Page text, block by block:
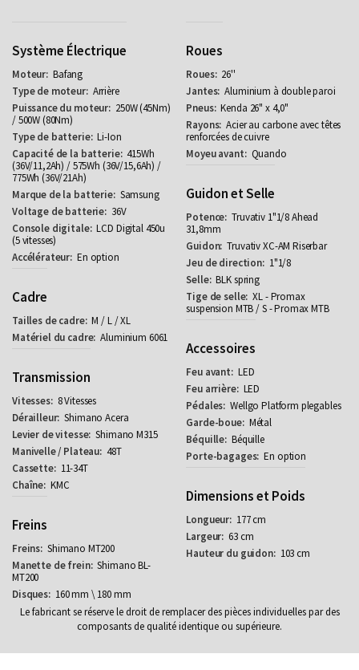
Système Électrique
Bafang
Arrière
250W (45Nm)
/ 500W (80Nm)
Li-Ion
415Wh
(36V/11,2Ah) / 575Wh (36V/15,6Ah) /
775Wh (36V/21Ah)
Samsung
36V
LCD Digital 450u
(5 vitesses)
En option
Cadre
M / L / XL
Aluminium 6061
Transmission
8 Vitesses
Shimano Acera
Shimano M315
48T
11-34T
KMC
Freins
Shimano MT200
Shimano BL-
MT200
160 mm \ 180 mm
Roues
26''
Aluminium à double paroi
Kenda 26" x 4,0"
Acier au carbone avec têtes
renforcées de cuivre
Quando
Guidon et Selle
Truvativ 1"1/8 Ahead
31,8mm
Truvativ XC-AM Riserbar
1"1/8
BLK spring
XL - Promax
suspension MTB / S - Promax MTB
Accessoires
LED
LED
Wellgo Platform plegables
Métal
Béquille
En option
Dimensions et Poids
177 cm
63 cm
103 cm
Le fabricant se réserve le droit de remplacer des pièces individuelles par des
composants de qualité identique ou supérieure.